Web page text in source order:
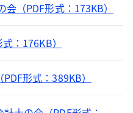
（PDF形式：173KB）
：176KB）
形式：389KB）